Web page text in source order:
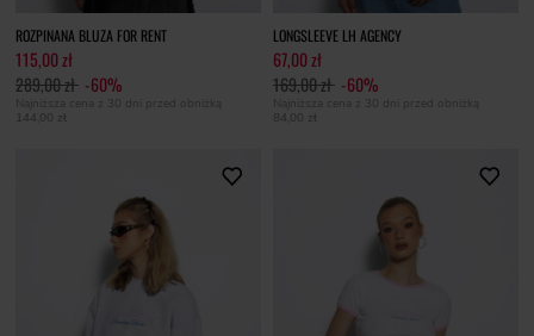
ROZPINANA BLUZA FOR RENT
115,00 zł
289,00 zł -60%
Najniższa cena z 30 dni przed obniżką
144,00 zł
LONGSLEEVE LH AGENCY
67,00 zł
169,00 zł -60%
Najniższa cena z 30 dni przed obniżką
84,00 zł